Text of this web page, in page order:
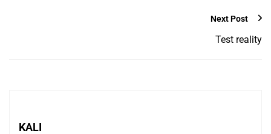
Next Post
Test reality
KALI